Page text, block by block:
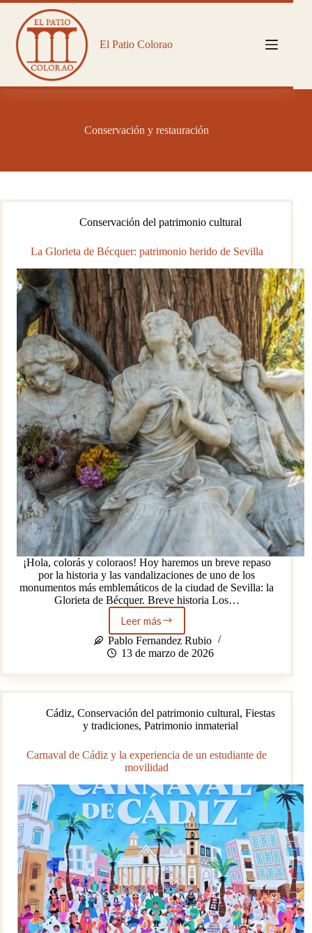
Saltar
contenido
El Patio Colorao
Conservación y restauración
Conservación del patrimonio cultural
La Glorieta de Bécquer: patrimonio herido de Sevilla
¡Hola, colorás y coloraos! Hoy haremos un breve repaso
por la historia y las vandalizaciones de uno de los
monumentos más emblemáticos de la ciudad de Sevilla: la
Glorieta de Bécquer. Breve historia Los…
Leer más
La
Glorieta
de
patrimonio
herido
Sevilla
Pablo Fernandez Rubio
13 de marzo de 2026
Cádiz,Conservación del patrimonio cultural,Fiestas
y tradiciones,Patrimonio inmaterial
Carnaval de Cádiz y la experiencia de un estudiante de
movilidad